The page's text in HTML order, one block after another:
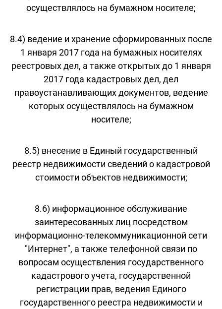
осуществлялось на бумажном носителе;
8.4) ведение и хранение сформированных после
1 января 2017 года на бумажных носителях
реестровых дел, а также открытых до 1 января
2017 года кадастровых дел, дел
правоустанавливающих документов, ведение
которых осуществлялось на бумажном
носителе;
8.5) внесение в Единый государственный
реестр недвижимости сведений о кадастровой
стоимости объектов недвижимости;
8.6) информационное обслуживание
заинтересованных лиц посредством
информационно-телекоммуникационной сети
"Интернет", а также телефонной связи по
вопросам осуществления государственного
кадастрового учета, государственной
регистрации прав, ведения Единого
государственного реестра недвижимости и